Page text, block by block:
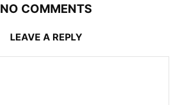
NO COMMENTS
LEAVE A REPLY